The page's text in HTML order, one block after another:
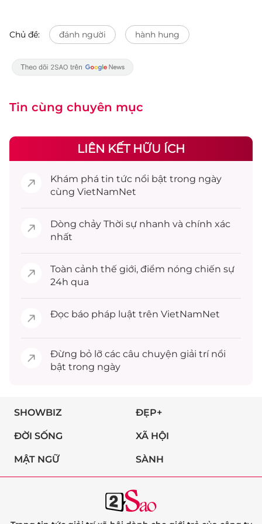
Chủ đề: đánh người hành hung
Tin cùng chuyên mục
LIÊN KẾT HỮU ÍCH
Khám phá tin tức nổi bật trong ngày
cùng VietNamNet
Dòng chảy Thời sự nhanh và chính xác
nhất
Toàn cảnh thế giới, điểm nóng chiến sự
24h qua
Đọc báo pháp luật trên VietNamNet
Đừng bỏ lỡ các câu chuyện giải trínổi
bật trong ngày
SHOWBIZ ĐẸP+
ĐỜI SỐNG XÃ HỘI
MẬT NGỮ SÀNH